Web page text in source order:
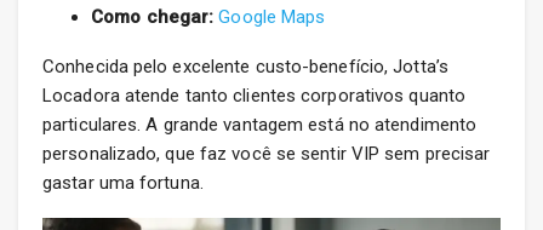
Como chegar: Google Maps
Conhecida pelo excelente custo-benefício, Jotta’s
Locadora atende tanto clientes corporativos quanto
particulares. A grande vantagem está no atendimento
personalizado, que faz você se sentir VIP sem precisar
gastar uma fortuna.